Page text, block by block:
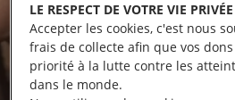
LE RESPECT DE VOTRE VIE
Accepter les cookies, c'est nous
frais de collecte afin que vos
priorité à la lutte contre les
dans le monde.